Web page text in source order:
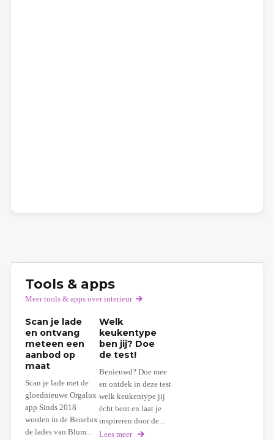
Tools & apps
Meer tools & apps over interieur
Scan je lade
en ontvang
meteen een
aanbod op
maat
Scan je lade met de
gloednieuwe Orgalux
app Sinds 2018
worden in de Benelux
de lades van Blum...
Welk
keukentype
ben jij? Doe
de test!
Benieuwd? Doe mee
en ontdek in deze test
welk keukentype jij
écht bent en laat je
inspireren door de...
Lees meer over